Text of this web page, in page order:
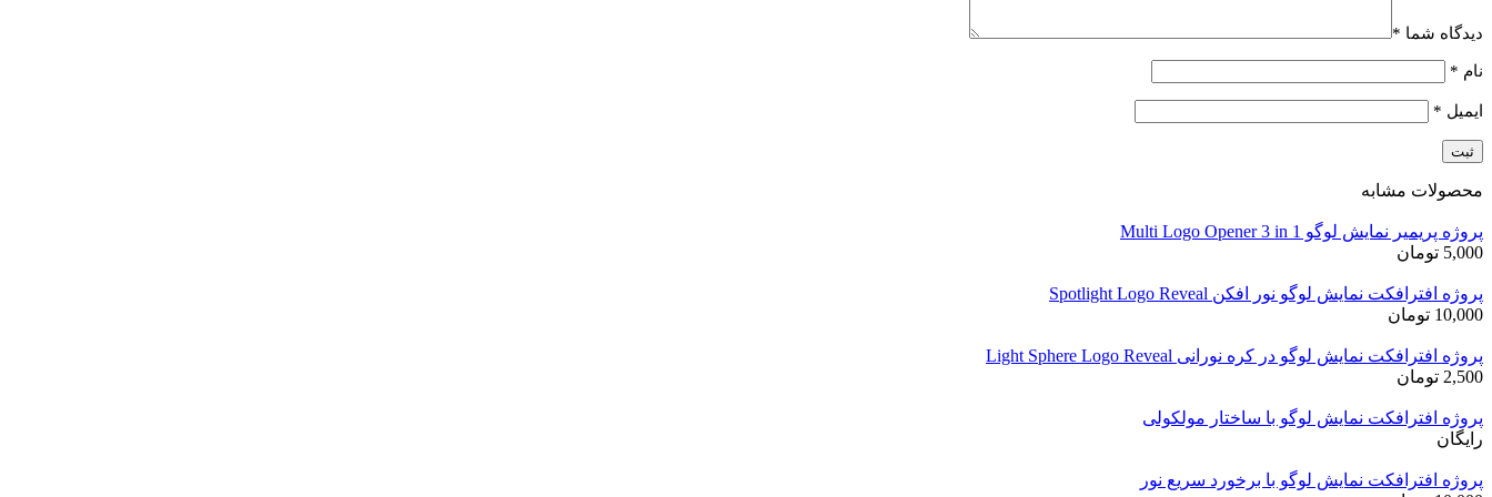
دیدگاه شما *
نام *
ایمیل *
محصولات مشابه
پروژه پریمیر نمایش لوگو Multi Logo Opener 3 in 1
5,000 تومان
پروژه افترافکت نمایش لوگو نور افکن Spotlight Logo Reveal
10,000 تومان
پروژه افترافکت نمایش لوگو در کره نورانی Light Sphere Logo Reveal
2,500 تومان
پروژه افترافکت نمایش لوگو با ساختار مولکولی
رایگان
پروژه افترافکت نمایش لوگو با برخورد سریع نور